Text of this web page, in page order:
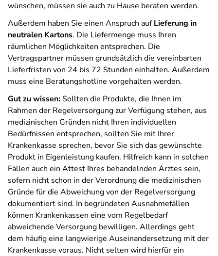
wünschen, müssen sie auch zu Hause beraten werden.
Außerdem haben Sie einen Anspruch aufLieferung in
neutralen Kartons. Die Liefermenge muss Ihren
räumlichen Möglichkeiten entsprechen. Die
Vertragspartner müssen grundsätzlich die vereinbarten
Lieferfristen von 24 bis 72 Stunden einhalten. Außerdem
muss eine Beratungshotline vorgehalten werden.
Gut zu wissen: Sollten die Produkte, die Ihnen im
Rahmen der Regelversorgung zur Verfügung stehen, aus
medizinischen Gründen nicht Ihren individuellen
Bedürfnissen entsprechen, sollten Sie mit Ihrer
Krankenkasse sprechen, bevor Sie sich das gewünschte
Produkt in Eigenleistung kaufen. Hilfreich kann in solchen
Fällen auch ein Attest Ihres behandelnden Arztes sein,
sofern nicht schon in der Verordnung die medizinischen
Gründe für die Abweichung von der Regelversorgung
dokumentiert sind. In begründeten Ausnahmefällen
können Krankenkassen eine vom Regelbedarf
abweichende Versorgung bewilligen. Allerdings geht
dem häufig eine langwierige Auseinandersetzung mit der
Krankenkasse voraus. Nicht selten wird hierfür ein